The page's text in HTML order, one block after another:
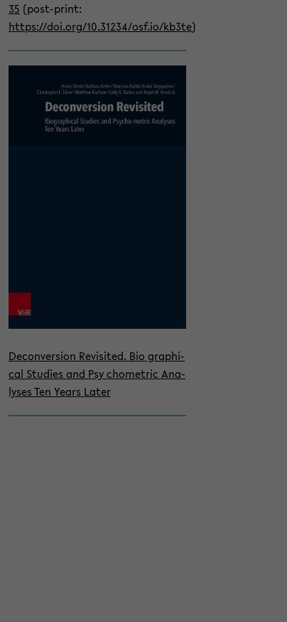
35 (post-​print:
https://doi.org/10.31234/osf.io/kb3te)
De­con­ver­si­on Re­vi­si­ted. Bio­ gra­phi­
cal Stu­dies and Psy­ cho­metric Ana­
ly­ses Ten Years Later